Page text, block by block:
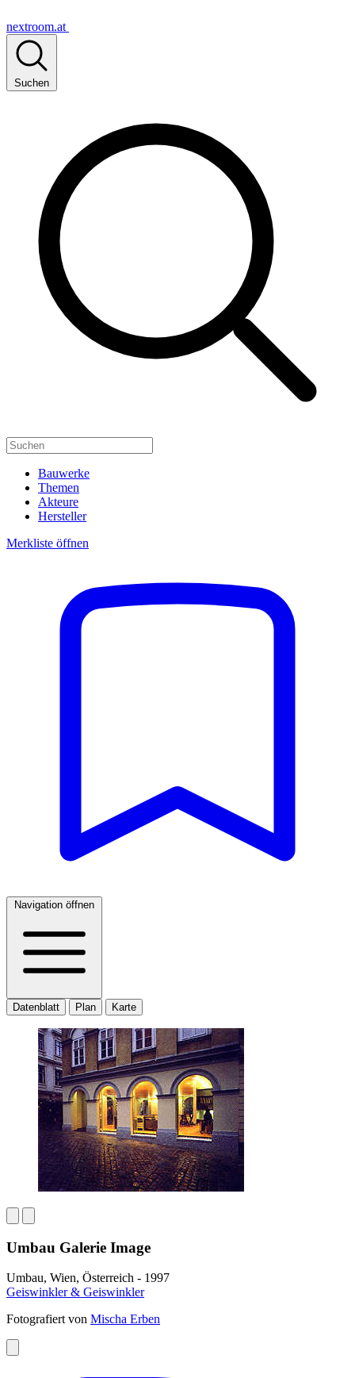
nextroom.at
Suchen
Bauwerke
Themen
Akteure
Hersteller
Merkliste öffnen
Navigation öffnen
Datenblatt Plan Karte
Umbau Galerie Image
Umbau, Wien, Österreich - 1997
Geiswinkler & Geiswinkler
Fotografiert von Mischa Erben